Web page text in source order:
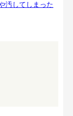
汚してしまった